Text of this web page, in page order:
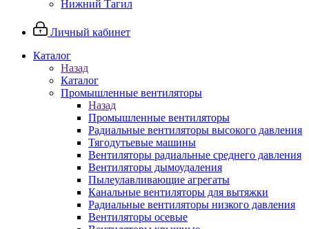
Нижний Тагил
Личный кабинет
Каталог
Назад
Каталог
Промышленные вентиляторы
Назад
Промышленные вентиляторы
Радиальные вентиляторы высокого давления
Тягодутьевые машины
Вентиляторы радиальные среднего давления
Вентиляторы дымоудаления
Пылеулавливающие агрегаты
Канальные вентиляторы для вытяжки
Радиальные вентиляторы низкого давления
Вентиляторы осевые